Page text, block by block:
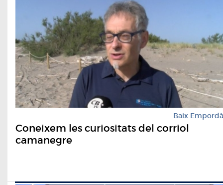
Baix Empordà
Coneixem les curiositats del corriol
camanegre